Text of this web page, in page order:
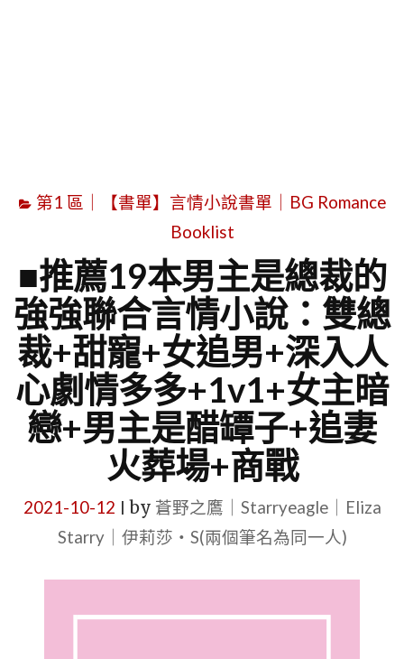
第1 區｜【書單】言情小說書單｜BG Romance
Booklist
■推薦19本男主是總裁的
強強聯合言情小說：雙總
裁+甜寵+女追男+深入人
心劇情多多+1v1+女主暗
戀+男主是醋罈子+追妻
火葬場+商戰
2021-10-12 by 蒼野之鷹｜Starryeagle｜Eliza
Starry｜伊莉莎・S(兩個筆名為同一人)